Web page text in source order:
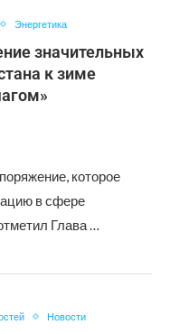
Энергетика
значительных
к зиме
которое
в сфере
Глава …
Новости